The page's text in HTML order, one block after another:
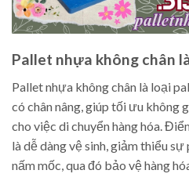
Pallet nhựa không chân
Pallet nhựa không chân là loại
có chân nâng, giúp tối ưu không
cho việc di chuyển hàng hóa.
là dễ dàng vệ sinh, giảm thiểu
nấm mốc, qua đó bảo vệ hàng